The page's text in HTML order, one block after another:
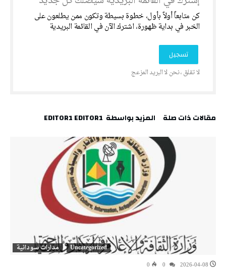
‎كن متابعاً أولاً بأول، خطوة بسيطة وتكون ممن يطلعون على
الخبر في بداية ظهورة، اشترك الآن في القائمة البريدية
‫مقالات ذات صلة‬ ‫‫المزيد بواسطة‬ ‬ EDITOR1 EDITOR1
Uncategorized مدارات سودانية
2026-04-08
0